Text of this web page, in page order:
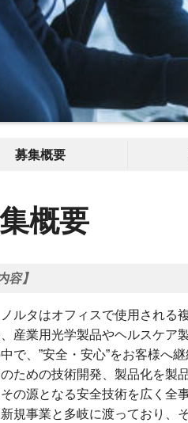
募集概要
概要
容】
ルタはオフィスで使用される
産業用光学製品やヘルスケア
で、”安全・安心”をお客様へ
ための技術開発、製品化を製
の源となる安全技術を広く全
規事業と多岐に渡っており、